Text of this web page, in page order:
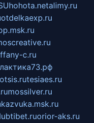
hohota.netalimy.ru
otdelkaexp.ru
c.ru
tesiaes.ru
mossilver.ru
orior-aks.ru